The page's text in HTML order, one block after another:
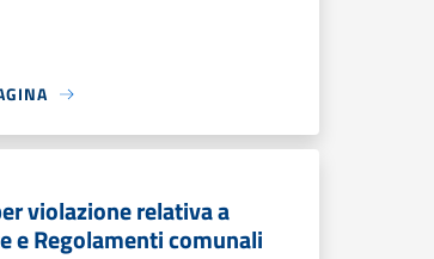
violazione relativa a
e Regolamenti comunali